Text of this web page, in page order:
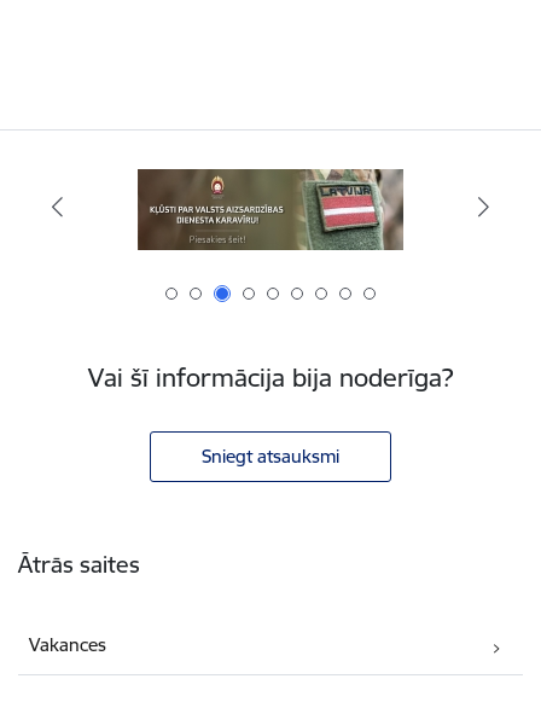
Vai šī informācija bija noderīga?
Sniegt atsauksmi
Ātrās saites
Vakances